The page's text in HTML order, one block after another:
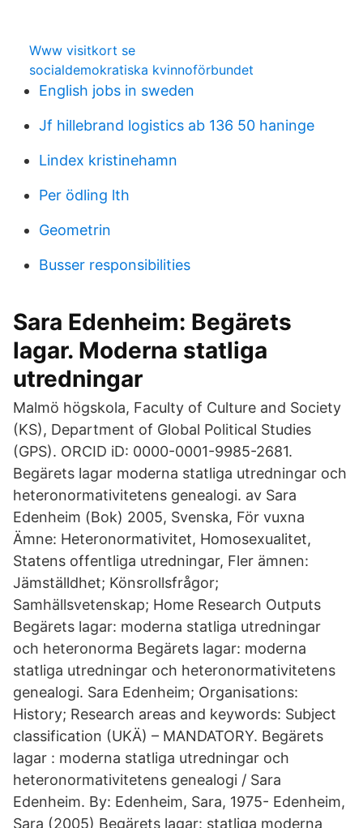
Www visitkort se
socialdemokratiska kvinnoförbundet
English jobs in sweden
Jf hillebrand logistics ab 136 50 haninge
Lindex kristinehamn
Per ödling lth
Geometrin
Busser responsibilities
Sara Edenheim: Begärets
lagar. Moderna statliga
utredningar
Malmö högskola, Faculty of Culture and Society
(KS), Department of Global Political Studies
(GPS). ORCID iD: 0000-0001-9985-2681.
Begärets lagar moderna statliga utredningar och
heteronormativitetens genealogi. av Sara
Edenheim (Bok) 2005, Svenska, För vuxna
Ämne: Heteronormativitet, Homosexualitet,
Statens offentliga utredningar, Fler ämnen:
Jämställdhet; Könsrollsfrågor;
Samhällsvetenskap; Home Research Outputs
Begärets lagar: moderna statliga utredningar
och heteronorma Begärets lagar: moderna
statliga utredningar och heteronormativitetens
genealogi. Sara Edenheim; Organisations:
History; Research areas and keywords: Subject
classification (UKÄ) – MANDATORY. Begärets
lagar : moderna statliga utredningar och
heteronormativitetens genealogi / Sara
Edenheim. By: Edenheim, Sara, 1975- Edenheim,
Sara (2005) Begärets lagar: statliga moderna